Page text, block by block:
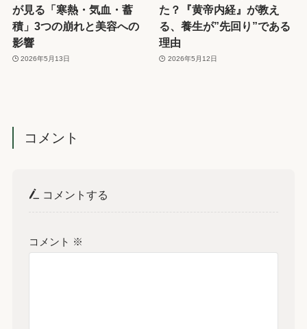
が見る「寒熱・気血・蓄
積」3つの崩れと美容への
影響
2026年5月13日
た？『黄帝内経』が教え
る、養生が”先回り”である
理由
2026年5月12日
コメント
コメントする
コメント ※